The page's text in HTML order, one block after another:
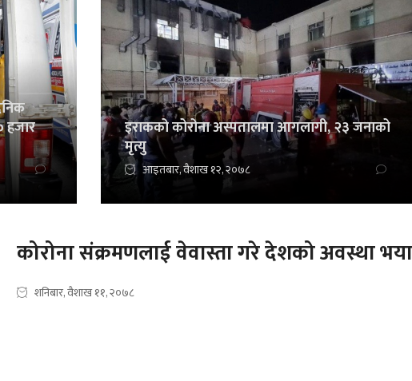
हजार
इराकको कोरोना अस्पतालमा आगलागी, २३ जनाको
मृत्यु
आइतबार, वैशाख १२, २०७८
कोरोना संक्रमणलाई वेवास्ता गरे देशको अवस्था
शनिबार, वैशाख ११, २०७८